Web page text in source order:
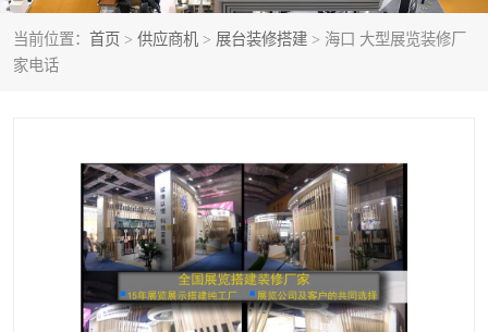
当前位置： 首页 > 供应商机 > 展台装修搭建 > 海口 大型展览装修厂
家电话
活动策划 展会服务